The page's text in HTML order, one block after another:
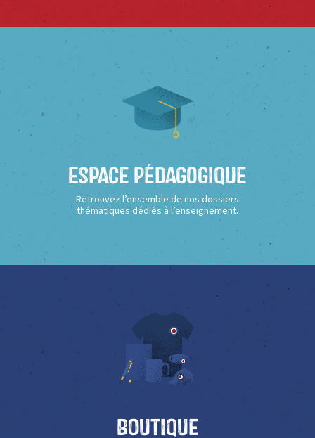
Espace Pédagogique
Retrouvez l’ensemble de nos dossiers
thématiques dédiés à l’enseignement.
Boutique